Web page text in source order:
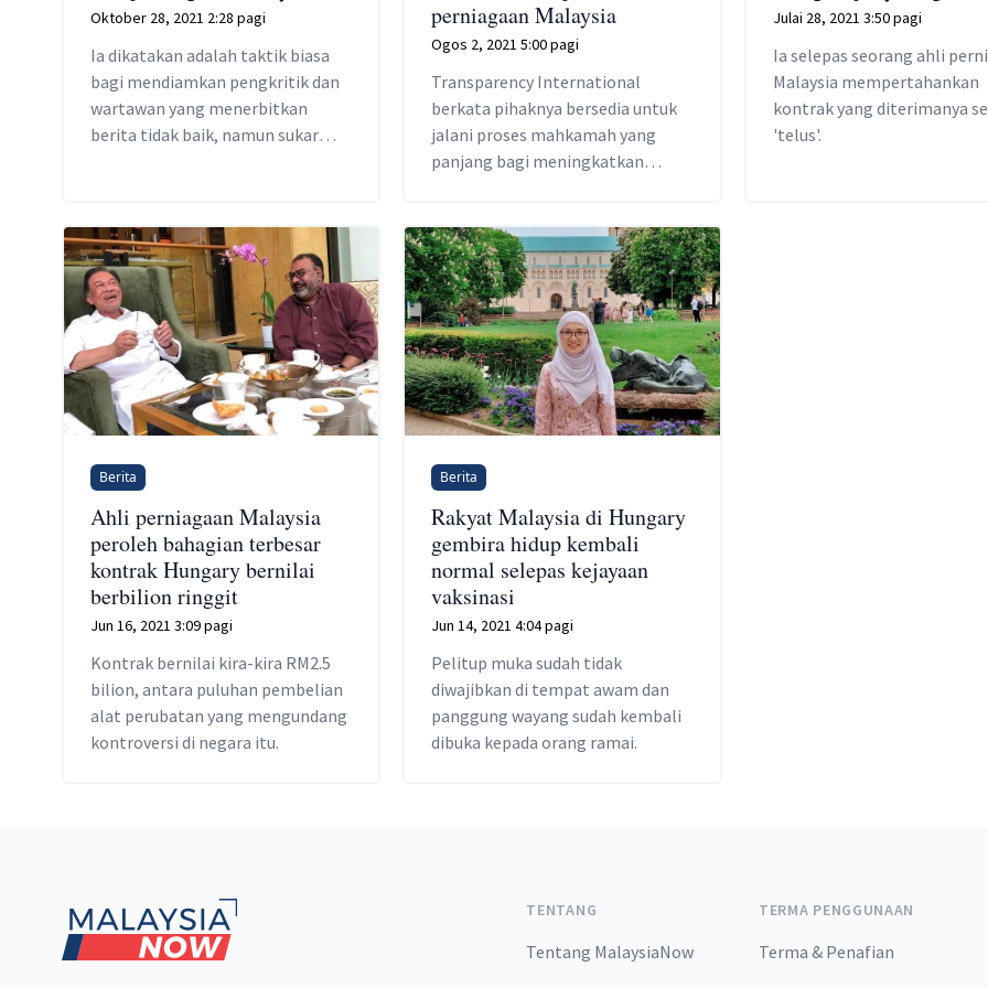
Oktober 28, 2021 2:28 pagi
Ia dikatakan adalah taktik biasa
bagi mendiamkan pengkritik dan
wartawan yang menerbitkan
berita tidak baik, namun sukar
perniagaan Malaysia
Ogos 2, 2021 5:00 pagi
Transparency International
berkata pihaknya bersedia untuk
jalani proses mahkamah yang
panjang bagi meningkatkan
Julai 28, 2021 3:50 pagi
Ia selepas seorang ahli
Malaysia mempertahankan
kontrak yang diterimanya
'telus'.
Berita
Ahli perniagaan Malaysia
peroleh bahagian terbesar
kontrak Hungary bernilai
berbilion ringgit
Jun 16, 2021 3:09 pagi
Kontrak bernilai kira-kira RM2.5
bilion, antara puluhan pembelian
alat perubatan yang mengundang
kontroversi di negara itu.
Berita
Rakyat Malaysia di Hungary
gembira hidup kembali
normal selepas kejayaan
vaksinasi
Jun 14, 2021 4:04 pagi
Pelitup muka sudah tidak
diwajibkan di tempat awam dan
panggung wayang sudah kembali
dibuka kepada orang ramai.
TENTANG
Tentang MalaysiaNow
TERMA PENGGUNAAN
Terma & Penafian